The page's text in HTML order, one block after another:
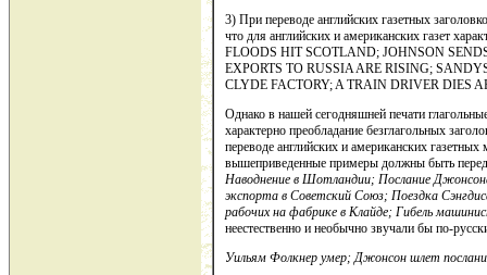
3) При переводе английских газетных
что для ан­глийских и американских газет
FLOODS HIT SCOTLAND; JOHNSON
EXPORTS TO RUSSIA ARE RISING;
CLYDE FACTORY; A TRAIN DRIVER DIES
Однако в нашей сегодняшней печати
харак­терно преобладание безглагольных
переводе английских и аме­риканских
вышеприведенные примеры должны быть
Наводнение в Шот­ландии; Послание
экспорта в Советский Союз; Поездка Сэнгд
рабочих на фабрике в Клайде; Гибель
неестественно и необычно звучали бы по-
Уильям Фолкнер умер; Джонсон шлет